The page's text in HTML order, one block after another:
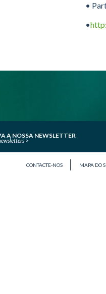
•
•
A NOSSA NEWSLETTER
CONTACTE-NOS MAPA DO